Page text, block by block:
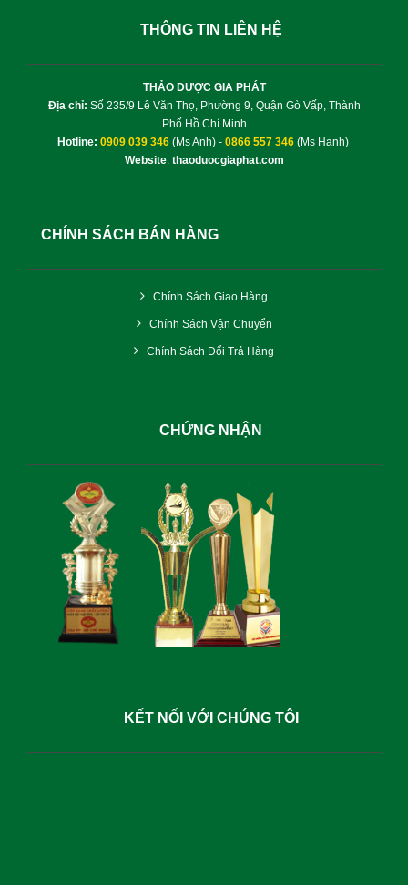
THÔNG TIN LIÊN HỆ
THẢO DƯỢC GIA PHÁT
Địa chỉ: Số 235/9 Lê Văn Thọ, Phường 9, Quận Gò Vấp, Thành
Phố Hồ Chí Minh
Hotline: 0909 039 346 (Ms Anh) - 0866 557 346(Ms Hạnh)
Website: thaoduocgiaphat.com
CHÍNH SÁCH BÁN HÀNG
Chính Sách Giao Hàng
Chính Sách Vận Chuyển
Chính Sách Đổi Trả Hàng
CHỨNG NHẬN
KẾT NỐI VỚI CHÚNG TÔI